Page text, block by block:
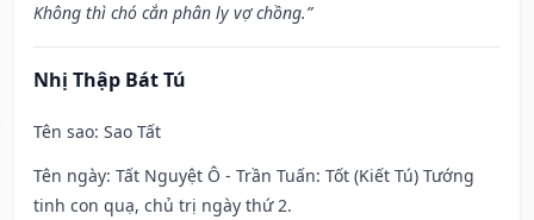
Không thì chó cắn phân ly vợ chồng.”
Nhị Thập Bát Tú
Tên sao: Sao Tất
Tên ngày: Tất Nguyệt Ô - Trần Tuấn: Tốt (Kiết Tú) Tướng
tinh con quạ, chủ trị ngày thứ 2.